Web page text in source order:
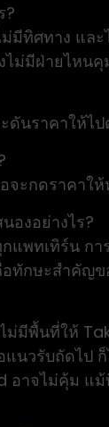
?
มีทิศทาง แล
ไม่มีฝ่ายไหนคุ
ดันราคาให้ไป
จะกดราคาใ
องอย่างไร?
แพทเทิร์น กา
ทักษะสำคัญ
ม่มีพื้นที่ให้
นวรับถัดไป
อาจไม่คุ้ม แ